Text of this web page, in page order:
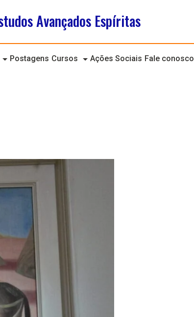
Avançados Espíritas
Postagens Cursos Ações Sociais Fale conosco